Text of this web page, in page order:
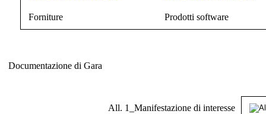
Forniture Prodotti software
Documentazione di Gara
All. 1_Manifestazione di interesse